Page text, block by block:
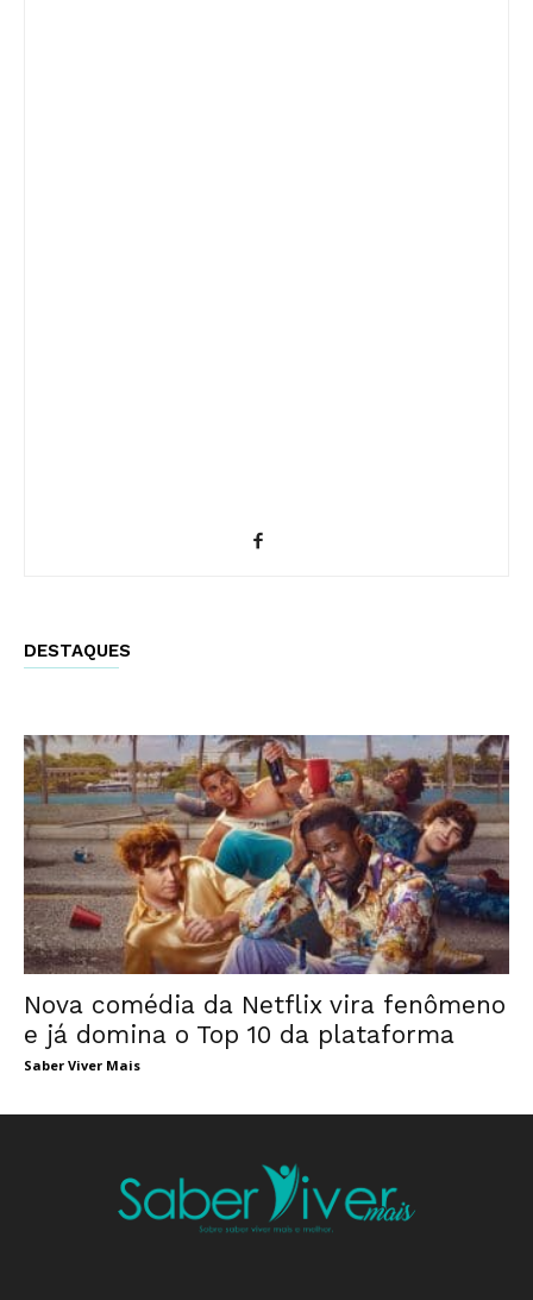
DESTAQUES
Nova comédia da Netflix vira fenômeno
e já domina o Top 10 da plataforma
Saber Viver Mais